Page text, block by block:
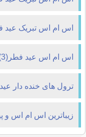
اس ام اس تبریک عید
اس ام اس عید فطر(3)
ترول های خنده دار
زیباترین اس ام اس و